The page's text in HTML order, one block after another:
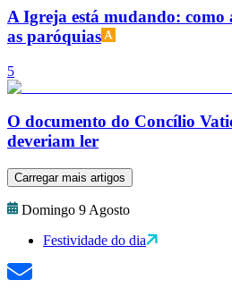
A Igreja está mudando:
as paróquias
5
O documento do Concílio
deveriam ler
Carregar mais artigos
Domingo 9 Agosto
Festividade do dia